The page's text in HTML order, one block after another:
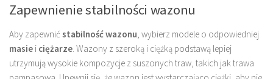
Zapewnienie stabilności wazonu
Aby zapewnić stabilność wazonu , wybierz modele o odpowiedniej
masie i ciężarze . Wazony z szeroką i ciężką podstawą lepiej
utrzymują wysokie kompozycje z suszonych traw, takich jak trawa